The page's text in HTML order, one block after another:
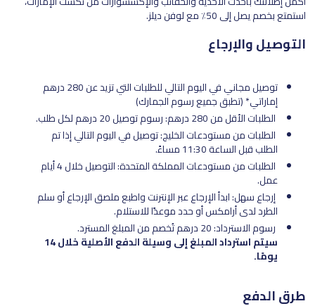
استمتع بخصم يصل إلى 50٪ مع لوفن ديلز.
التوصيل والإرجاع
توصيل مجاني في اليوم التالي للطلبات التي تزيد عن 280 درهم
إماراتي* (تطبق جميع رسوم الجمارك)
الطلبات الأقل من 280 درهم: رسوم توصيل 20 درهم لكل طلب.
الطلبات من مستودعات الخليج: توصيل في اليوم التالي إذا تم
الطلب قبل الساعة 11:30 مساءً.
الطلبات من مستودعات المملكة المتحدة: التوصيل خلال 4 أيام
عمل.
إرجاع سهل: ابدأ الإرجاع عبر الإنترنت واطبع ملصق الإرجاع أو سلم
الطرد لدى أرامكس أو حدد موعدًا للاستلام.
رسوم الاسترداد: 20 درهم تُخصم من المبلغ المسترد.
سيتم استرداد المبلغ إلى وسيلة الدفع الأصلية خلال 14
يومًا.
طرق الدفع